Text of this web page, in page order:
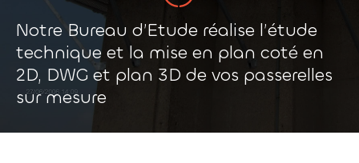
Notre Bureau d’Etude réalise l’étude
technique et la mise en plan coté en
2D, DWG et plan 3D de vos passerelles
sur mesure